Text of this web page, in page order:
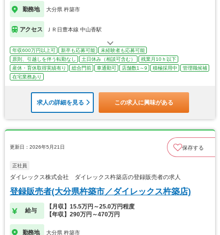
勤務地 大分県 杵築市
アクセス ＪＲ日豊本線 中山香駅
年収600万円以上可 新卒も応募可能
未経験者も応募可能
原則、引越しを伴う転勤なし
土日休み（相談可含む）
残業月10ｈ以下
産休・育休取得実績有り
総合門前 車通勤可 店舗数1～9 積極採用中
管理職候補
在宅業務あり
求人の詳細を見る この求人に興味がある
更新日：2026年5月21日 保存する
正社員
ダイレックス株式会社 ダイレックス杵築店の登録販売者の求人
登録販売者(大分県杵築市／ダイレックス杵築店)
給与
【月収】15.5万円～25.0万円程度
【年収】290万円～470万円
勤務地 大分県 杵築市